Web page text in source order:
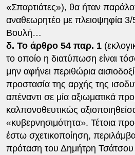
«Σπαρτιάτες»), θα ήταν
αναθεωρητέο με πλειοψηφία
Βουλή…
δ. Το άρθρο 54 παρ. 1
το οποίο η διατύπωση είναι
μην αφήνει περιθώρια
προστασία της αρχής της
απέναντι σε μία αξιωματικά
καλπονοθευτικώς
«κυβερνησιμότητα». Τέτοια
έστω σχετικοποίηση,
πρόταση του Δημήτρη Τσάτσου